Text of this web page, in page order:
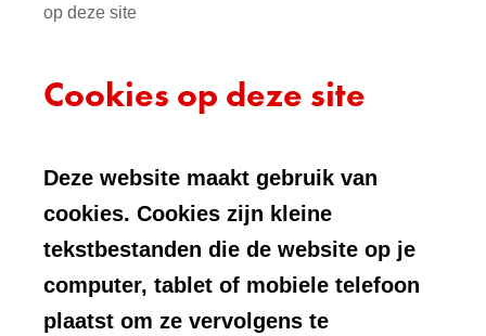
op deze site
Cookies op deze site
Deze website maakt gebruik van
cookies. Cookies zijn kleine
tekstbestanden die de website op je
computer, tablet of mobiele telefoon
plaatst om ze vervolgens te